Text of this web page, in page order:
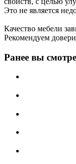
Это не является
Качество мебели
Рекомендуем
Ранее вы